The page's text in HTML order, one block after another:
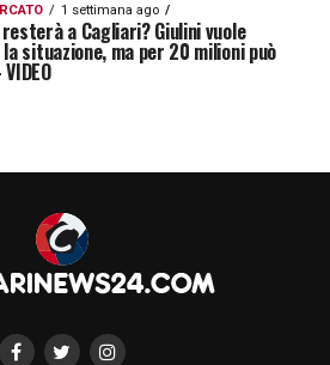
1 settimana ago
a Cagliari? Giulini vuole
situazione, ma per 20 milioni può